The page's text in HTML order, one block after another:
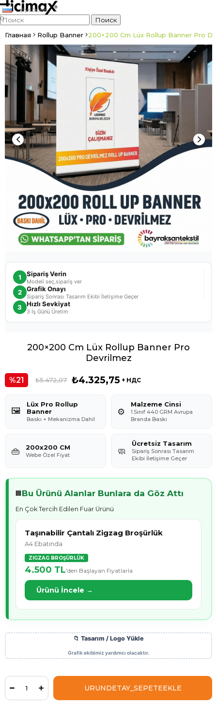
русский
0
Главная Rollup Banner 200×200 Cm Lüx Rollup Banner Pro
1 Sipariş Verin
Modeli seç,sipariş ver
2 Grafik Onayı
Sipariş Sonrası Tasarım Ekibi İletişime Geçer
3 Hızlı Sevkiyat
3 İş Günü Üretim
200×200 Cm Lüx Rollup Banner Pro
Devrilmez
21 ₺5.472,07 ₺4.325,75 + НДС
🖼️
Lüx Pro Rollup
Banner
Baskı + Mekanizma Dahil
⚙️
Malzeme Cinsi
1.Sınıf 440 GRM Avrupa
Branda Baskı
👜 200x200 CM
Webe Özel Fiyat 🧼
Ücretsiz Tasarım
Sipariş Sonrası Tasarım
Ekibi İletişime Geçer
🏢Bu Ürünü Alanlar Bunlara da Göz Attı
En Çok Tercih Edilen Fuar Ürünü
Taşınabilir Çantalı Zigzag Broşürlük
A4 Ebatında
ZIGZAG BROŞÜRLÜK
4.500 TL'den Başlayan Fiyatlarla
Ürünü İncele →